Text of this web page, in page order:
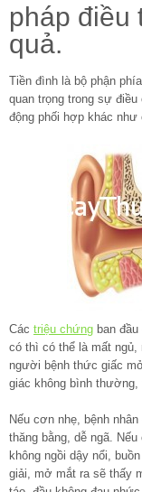
pháp điều
quả.
Tiền đình là bộ phận
quan trọng trong sự
động phối hợp khác
Các triệu chứng ban
có thì có thể là mất
người bệnh thức giấc
giác không bình
Nếu cơn nhẹ, bệnh
thăng bằng, dễ ngã.
không ngồi dậy nổi,
giải, mở mắt ra sẽ thấy